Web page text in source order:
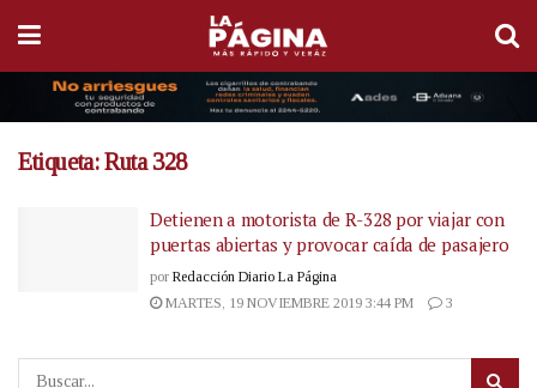
Etiqueta:Ruta 328
Detienen a motorista de R-328 por viajar con
puertas abiertas y provocar caída de pasajero
por Redacción Diario La Página
MARTES, 19 NOVIEMBRE 2019 3:44 PM
3